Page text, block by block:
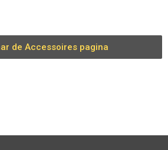
de Accessoires pagina